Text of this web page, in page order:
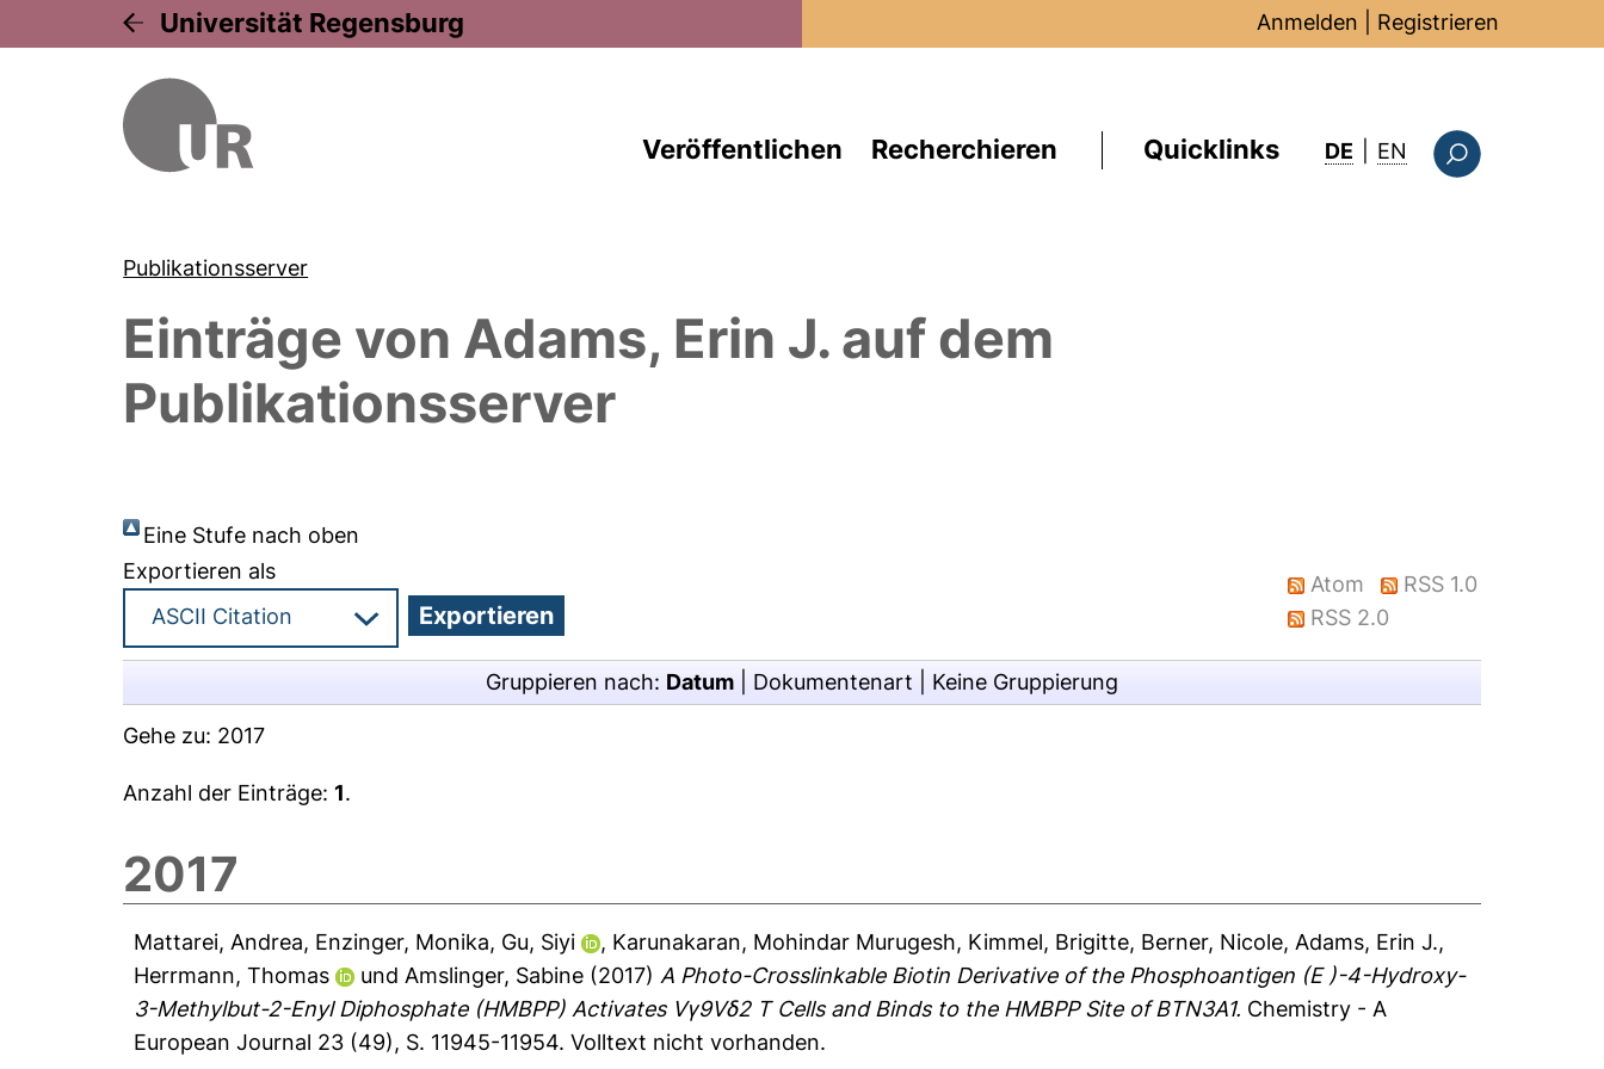
Universität Regensburg Anmelden Registrieren
Veröffentlichen Recherchieren Quicklinks DE EN : this page in
Publikationsserver
Einträge von Adams, Erin J. auf dem
Publikationsserver
Eine Stufe nach oben
Exportieren als
Atom
RSS 1.0
RSS 2.0
Gruppieren nach: Datum Dokumentenart Keine Gruppierung
Gehe zu: 2017
Anzahl der Einträge:1.
2017
Mattarei, Andrea, Enzinger, Monika, Gu, Siyi , Karunakaran, Mohindar Murugesh, Kimmel, Brigitte, Berner, Nicole, Adams, Erin J.,
Herrmann, Thomas
und Amslinger, Sabine (2017) A Photo-Crosslinkable Biotin Derivative of the Phosphoantigen (E )-4-Hydroxy-
3-Methylbut-2-Enyl Diphosphate (HMBPP) Activates Vγ9Vδ2 T Cells and Binds to the HMBPP Site of BTN3A1. Chemistry - A
European Journal 23 (49), S. 11945-11954.Volltext nicht vorhanden.